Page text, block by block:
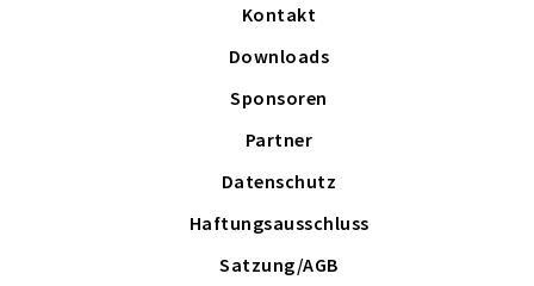
Kontakt
Downloads
Sponsoren
Partner
Datenschutz
Haftungsausschluss
Satzung/AGB